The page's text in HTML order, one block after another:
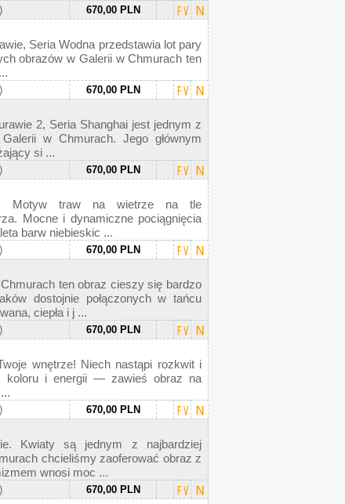
670,00 PLN
Seria Wodna przedstawia lot pary
obrazów w Galerii w Chmurach ten
670,00 PLN
2, Seria Shanghai jest jednym z
w Chmurach. Jego głównym
si ...
670,00 PLN
Motyw traw na wietrze na tle
Mocne i dynamiczne pociągnięcia
barw niebieskic ...
670,00 PLN
ten obraz cieszy się bardzo
dostojnie połączonych w tańcu
ciepła i j ...
670,00 PLN
wnętrze! Niech nastąpi rozkwit i
koloru i energii — zawieś obraz na
670,00 PLN
Kwiaty są jednym z najbardziej
chcieliśmy zaoferować obraz z
wnosi moc ...
670,00 PLN